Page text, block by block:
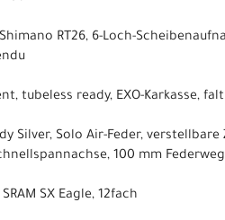
RT26, 6-Loch-
tubeless ready, EXO-Karkasse,
Silver, Solo Air-Feder,
100 mm Federweg
SX Eagle, 12fach